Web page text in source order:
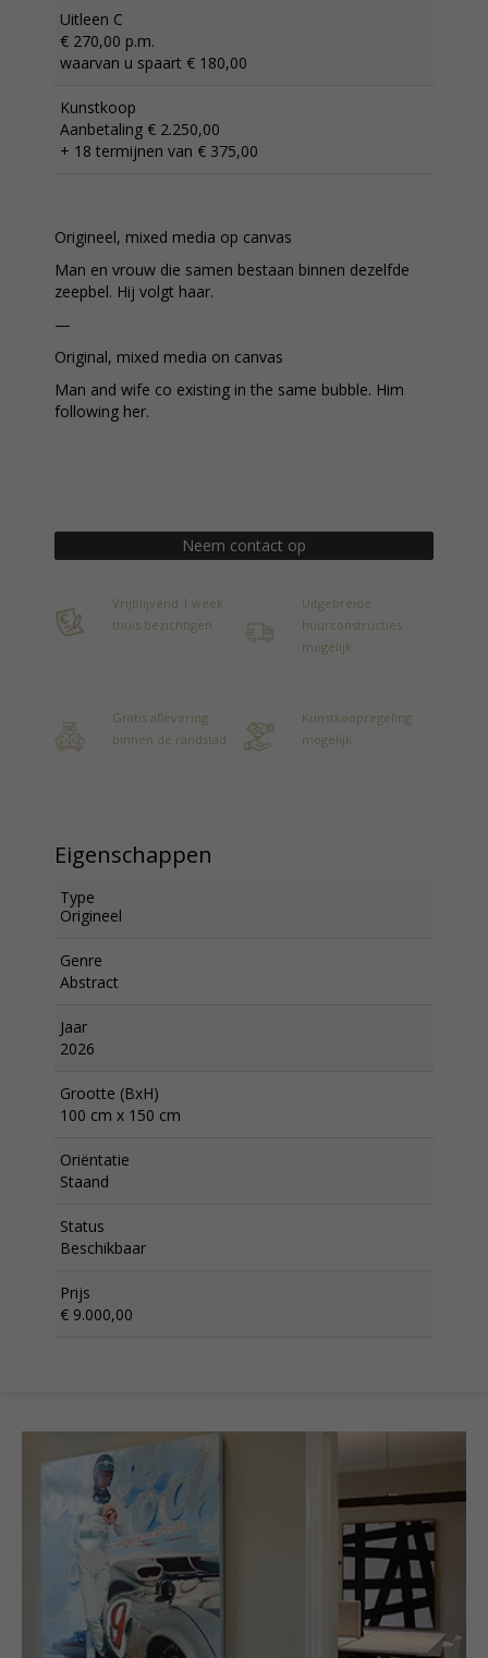
Uitleen C
€ 270,00 p.m.
waarvan u spaart € 180,00
Kunstkoop
Aanbetaling € 2.250,00
+ 18 termijnen van € 375,00
Origineel, mixed media op canvas
Man en vrouw die samen bestaan binnen dezelfde
zeepbel. Hij volgt haar.
—
Original, mixed media on canvas
Man and wife co existing in the same bubble. Him
following her.
Neem contact op
Vrijblijvend 1 week
thuis bezichtigen
Uitgebreide
huurconstructies
mogelijk
Gratis aflevering
binnen de randstad
Kunstkoopregeling
mogelijk
Eigenschappen
Type
Origineel
Genre
Abstract
Jaar
2026
Grootte (BxH)
100 cm x 150 cm
Oriëntatie
Staand
Status
Beschikbaar
Prijs
€ 9.000,00